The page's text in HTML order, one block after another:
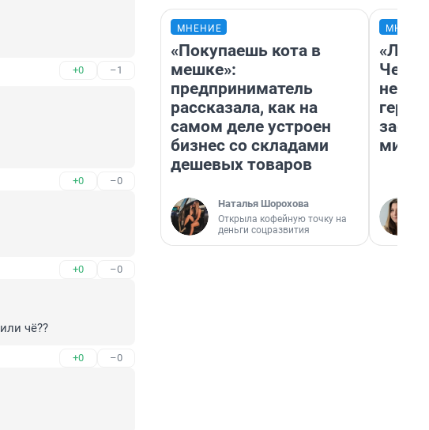
+0 –1
+0 –0
+0 –0
чё??
+0 –0
МНЕНИЕ
«Покупаешь кота в
мешке»:
предприниматель
рассказала, как на
самом деле устроен
бизнес со складами
дешевых товаров
Наталья Шорохова
Открыла кофейную точку на
деньги соцразвития
Чем
герои